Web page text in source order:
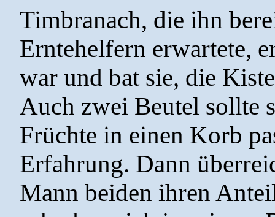
Timbranach, die ihn
Erntehelfern erwartete,
war und bat sie, die
Auch zwei Beutel sollte
Früchte in einen Korb
Erfahrung. Dann
Mann beiden ihren